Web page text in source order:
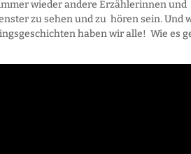
wieder andere Erzählerinnen und
zu sehen und zu hören sein. Und
haben wir alle! Wie es